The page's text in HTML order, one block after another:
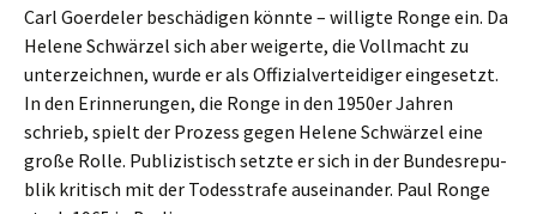
Carl Goerde­ler beschä­di­gen könnte – willig­te Ronge ein. Da
Helene Schwär­zel sich aber weiger­te, die Vollmacht zu
unter­zeich­nen, wurde er als Offizi­al­ver­tei­di­ger einge­setzt.
In den Erinne­run­gen, die Ronge in den 1950er Jahren
schrieb, spielt der Prozess gegen Helene Schwär­zel eine
große Rolle. Publi­zis­tisch setzte er sich in der Bundes­re­pu­
blik kritisch mit der Todes­stra­fe ausein­an­der. Paul Ronge